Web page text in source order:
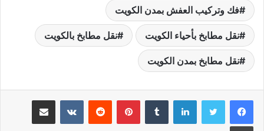
فك وتركيب العفش بمدن الكويت
نقل مطابخ بأحياء الكويت نقل مطابخ بالكويت
نقل مطابخ بمدن الكويت
لينكدإن بينتيريست مشاركة عبر البريد
طباعة